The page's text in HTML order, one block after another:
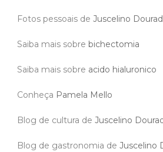
Fotos pessoais de Juscelino
Saiba mais sobre bichectomia
Saiba mais sobre acido hialuronico
Conheça Pamela Mello
Blog de cultura de Juscelino
Blog de gastronomia de Juscelino